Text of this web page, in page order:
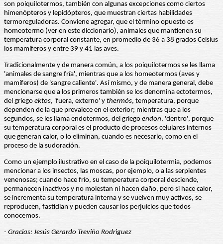
son poiquilotermos, también con algunas excepciones como ciertos
himenópteros y lepidópteros, que muestran ciertas habilidades
termoreguladoras. Conviene agregar, que el término opuesto es
homeotermo (ver en este diccionario), animales que mantienen su
temperatura corporal constante, en promedio de 36 a 38 grados Celsius
los mamíferos y entre 39 y 41 las aves.
Tradicionalmente y de manera común, a los poiquilotermos se les llama
'animales de sangre fría', mientras que a los homeotermos (aves y
mamíferos) de 'sangre caliente'. Así mismo, y de manera general, debe
mencionarse que a los primeros también se los denomina ectotermos,
del griego ektos, 'fuera, externo' y thermós, temperatura, porque
dependen de la que prevalece en el exterior; mientras que a los
segundos, se les llama endotermos, del griego endon, 'dentro', porque
su temperatura corporal es el producto de procesos celulares internos
que generan calor, o lo eliminan, cuando es necesario, como en el
proceso de la sudoración.
Como un ejemplo ilustrativo en el caso de la poiquilotermia, podemos
mencionar a los insectos, las moscas, por ejemplo, o a las serpientes
venenosas; cuando hace frío, su temperatura corporal desciende,
permanecen inactivos y no molestan ni hacen daño, pero si hace calor,
se incrementa su temperatura interna y se vuelven muy activos, se
reproducen, fastidian y pueden causar los perjuicios que todos
conocemos.
- Gracias: Jesús Gerardo Treviño Rodriguez